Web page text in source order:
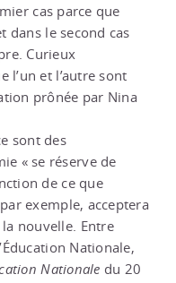
cas parce que
dans le second cas
Curieux
l’un et l’autre sont
prônée par Nina
sont des
« se réserve de
de ce que
exemple, acceptera
nouvelle. Entre
Nationale,
Nationale du 20